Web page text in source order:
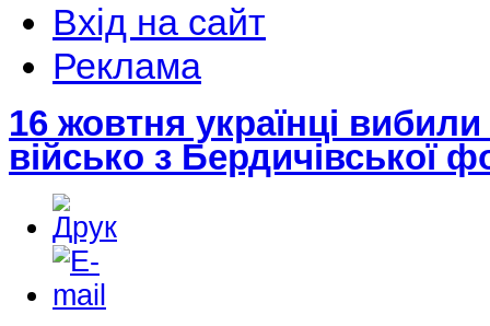
Вхід на сайт
Реклама
16 жовтня українці
військо з Бердичівської